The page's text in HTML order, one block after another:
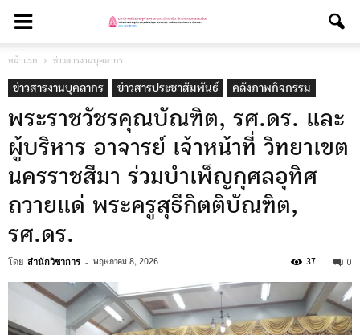
หน้าแรก ข่าวสารงานบุคลากร
ข่าวสารงานบุคลากร ข่าวสารประชาสัมพันธ์ คลังภาพกิจกรรม
พระราชวัชรคุณบัณฑิต, รศ.ดร. และ
ผู้บริหาร อาจารย์ เจ้าหน้าที่ วิทยาเขต
นครราชสีมา ร่วมบำเพ็ญกุศลอุทิศ
ถวายแด่ พระครูสุธีกิตติบัณฑิต,
รศ.ดร.
โดย สำนักวิชาการ - พฤษภาคม 8, 2026 0
37